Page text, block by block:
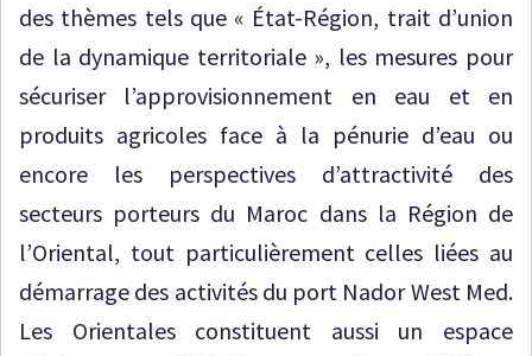
des thèmes tels que « État-Région, trait d’union
de la dynamique territoriale », les mesures pour
sécuriser l’approvisionnement en eau et en
produits agricoles face à la pénurie d’eau ou
encore les perspectives d’attractivité des
secteurs porteurs du Maroc dans la Région de
l’Oriental, tout particulièrement celles liées au
démarrage des activités du port Nador West Med.
Les Orientales constituent aussi un espace